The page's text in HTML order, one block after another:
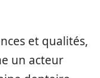
et qualités,
un acteur